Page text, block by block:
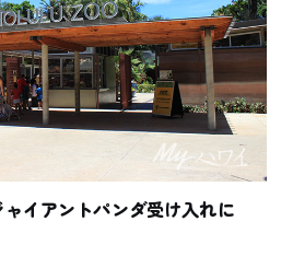
イアントパンダ受け入れに